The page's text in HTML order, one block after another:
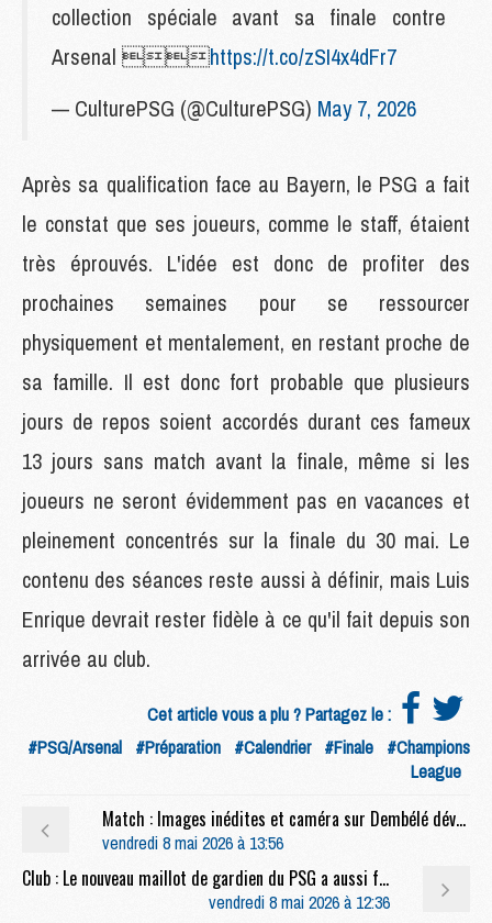
collection spéciale avant sa finale contre
Arsenal https://t.co/zSI4x4dFr7
— CulturePSG (@CulturePSG) May 7, 2026
Après sa qualification face au Bayern, le PSG a fait
le constat que ses joueurs, comme le staff, étaient
très éprouvés. L'idée est donc de profiter des
prochaines semaines pour se ressourcer
physiquement et mentalement, en restant proche de
sa famille. Il est donc fort probable que plusieurs
jours de repos soient accordés durant ces fameux
13 jours sans match avant la finale, même si les
joueurs ne seront évidemment pas en vacances et
pleinement concentrés sur la finale du 30 mai. Le
contenu des séances reste aussi à définir, mais Luis
Enrique devrait rester fidèle à ce qu'il fait depuis son
arrivée au club.
Cet article vous a plu ? Partagez le :
#PSG/Arsenal #Préparation #Calendrier #Finale #Champions
League
Match : Images inédites et caméra sur Dembélé dévoilées après Bayern/PSG
vendredi 8 mai 2026 à 13:56
Club : Le nouveau maillot de gardien du PSG a aussi fuité
vendredi 8 mai 2026 à 12:36